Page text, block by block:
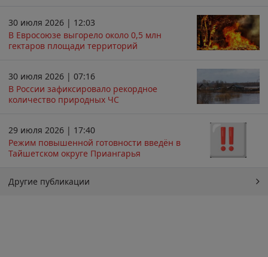
30 июля 2026 | 12:03
В Евросоюзе выгорело около 0,5 млн
гектаров площади территорий
30 июля 2026 | 07:16
В России зафиксировало рекордное
количество природных ЧС
29 июля 2026 | 17:40
Режим повышенной готовности введён в
Тайшетском округе Приангарья
Другие публикации